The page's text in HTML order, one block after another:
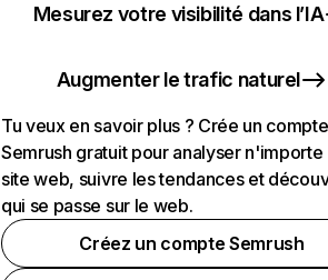
Mesurez votre visibilité dans l’IA
Augmenter le trafic naturel
Tu veux en savoir plus ? Crée un compte
Semrush gratuit pour analyser n'importe
site web, suivre les tendances et
qui se passe sur le web.
Créez un compte Semrush